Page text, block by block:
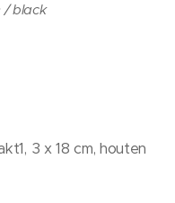
/ black
1 3 x 18 cm, houten
black
3 x 18 cm, houten